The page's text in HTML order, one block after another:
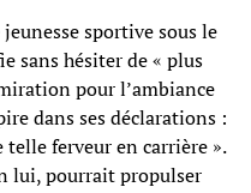
sportive sous le
sans hésiter de « plus
pour l’ambiance
dans ses déclarations :
telle ferveur en carrière ».
lui, pourrait propulser